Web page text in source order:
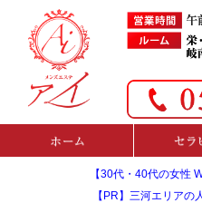
【30代・40代の女性
【PR】三河エリアの